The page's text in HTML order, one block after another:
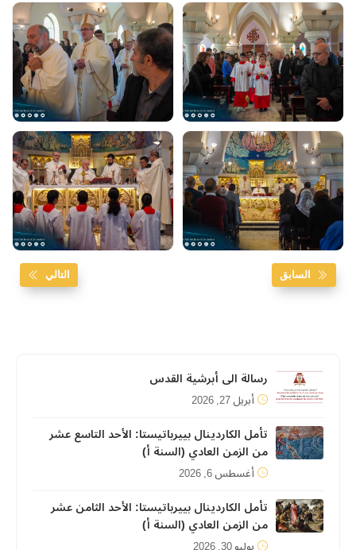
السابق التالي
رسالة الى أبرشية القدس
أبريل 27, 2026
تأمل الكاردينال بييرباتيستا: الأحد التاسع عشر
من الزمن العادي (السنة أ)
أغسطس 6, 2026
تأمل الكاردينال بييرباتيستا: الأحد الثامن عشر
من الزمن العادي (السنة أ)